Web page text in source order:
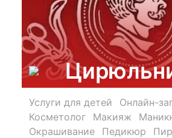
Услуги для детей Онлайн-
Косметолог
Макияж
Окрашивание
Педикюр